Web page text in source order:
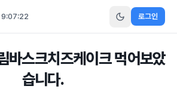
로그인
바스크치즈케이크 먹어보았
습니다.